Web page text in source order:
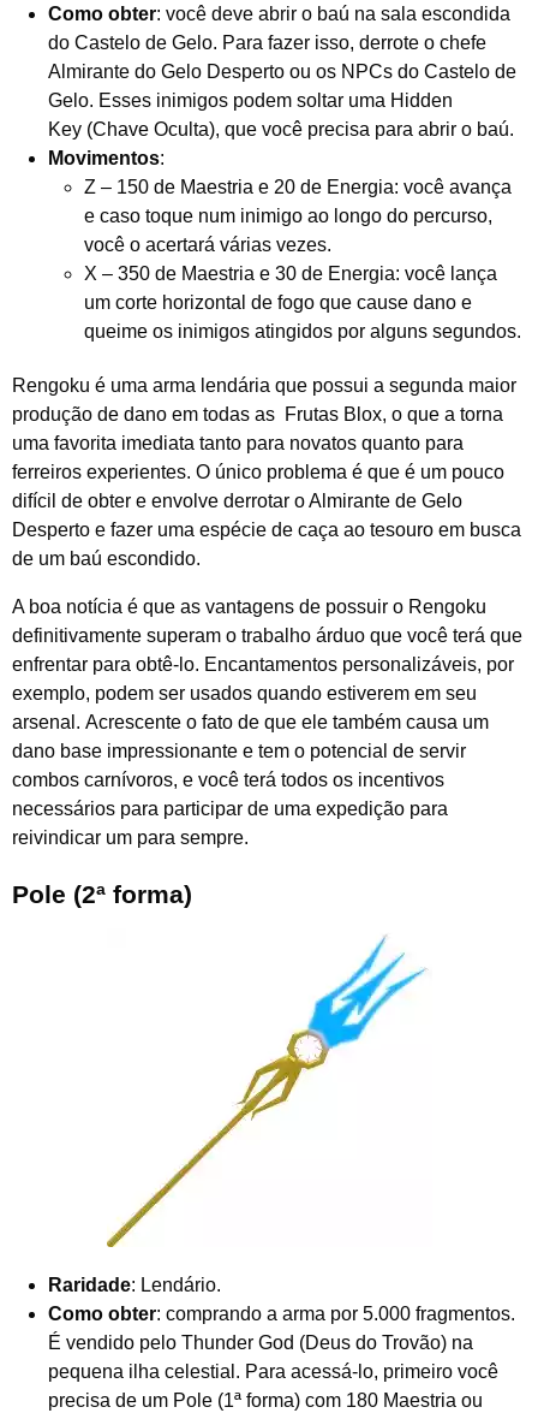
Como obter: você deve abrir o baú na sala escondida
do Castelo de Gelo. Para fazer isso, derrote o chefe
Almirante do Gelo Desperto ou os NPCs do Castelo de
Gelo. Esses inimigos podem soltar uma Hidden
Key (Chave Oculta), que você precisa para abrir o baú.
Movimentos:
Z – 150 de Maestria e 20 de Energia: você avança
e caso toque num inimigo ao longo do percurso,
você o acertará várias vezes.
X – 350 de Maestria e 30 de Energia: você lança
um corte horizontal de fogo que cause dano e
queime os inimigos atingidos por alguns segundos.
Rengoku é uma arma lendária que possui a segunda maior
produção de dano em todas as Frutas Blox, o que a torna
uma favorita imediata tanto para novatos quanto para
ferreiros experientes. O único problema é que é um pouco
difícil de obter e envolve derrotar o Almirante de Gelo
Desperto e fazer uma espécie de caça ao tesouro em busca
de um baú escondido.
A boa notícia é que as vantagens de possuir o Rengoku
definitivamente superam o trabalho árduo que você terá que
enfrentar para obtê-lo. Encantamentos personalizáveis, por
exemplo, podem ser usados ​​quando estiverem em seu
arsenal. Acrescente o fato de que ele também causa um
dano base impressionante e tem o potencial de servir
combos carnívoros, e você terá todos os incentivos
necessários para participar de uma expedição para
reivindicar um para sempre.
Pole (2ª forma)
Raridade: Lendário.
Como obter: comprando a arma por 5.000 fragmentos.
É vendido pelo Thunder God (Deus do Trovão) na
pequena ilha celestial. Para acessá-lo, primeiro você
precisa de um Pole (1ª forma) com 180 Maestria ou